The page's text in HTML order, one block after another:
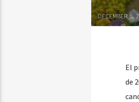
DECEMBER 6,
El
de